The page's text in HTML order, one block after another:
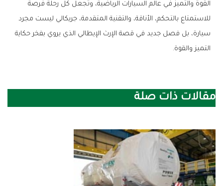
القوة والتميز في عالم السيارات الرياضية، وتجعل كل رحلة فرصة
للاستمتاع بالتحكم، الأناقة، والتقنية المتقدمة، جريكالي ليست مجرد
سيارة، بل فصل جديد في قصة الإرث الإيطالي الذي يروي بفخر حكاية
التميز والقوة.
مقالات ذات صلة